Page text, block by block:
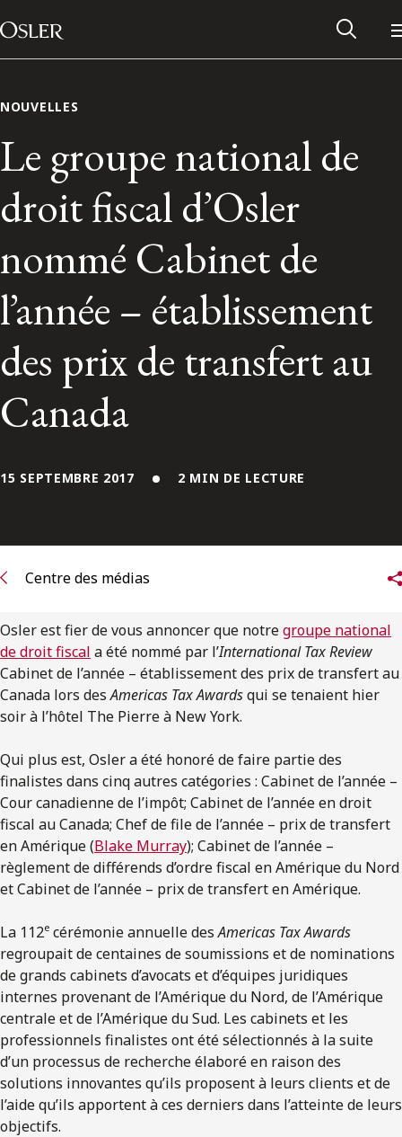
Passer au contenu
Main Navigation
Contactez-nous
ENGLISH
S’abonner aux articles Osler
NOUVELLES
Le groupe national de
droit fiscal d’Osler
nommé Cabinet de
l’année – établissement
des prix de transfert au
Canada
15 SEPTEMBRE 2017 2 MIN DE LECTURE
Centre des médias
Osler est fier de vous annoncer que notregroupe national
de droit fiscal a été nommé par l’International Tax Review
Cabinet de l’année – établissement des prix de transfert au
Canada lors desAmericas Tax Awardsqui se tenaient hier
soir à l’hôtel The Pierre à New York.
Qui plus est, Osler a été honoré de faire partie des
finalistes dans cinq autres catégories : Cabinet de l’année –
Cour canadienne de l’impôt; Cabinet de l’année en droit
fiscal au Canada; Chef de file de l’année – prix de transfert
en Amérique (Blake Murray); Cabinet de l’année –
règlement de différends d’ordre fiscal en Amérique du Nord
et Cabinet de l’année – prix de transfert en Amérique.
La 112e cérémonie annuelle desAmericas Tax Awards
regroupait de centaines de soumissions et de nominations
de grands cabinets d’avocats et d’équipes juridiques
internes provenant de l’Amérique du Nord, de l’Amérique
centrale et de l’Amérique du Sud. Les cabinets et les
professionnels finalistes ont été sélectionnés à la suite
d’un processus de recherche élaboré en raison des
solutions innovantes qu’ils proposent à leurs clients et de
l’aide qu’ils apportent à ces derniers dans l’atteinte de leurs
objectifs.